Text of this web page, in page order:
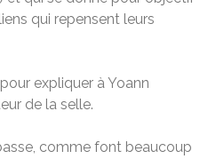
qui repensent leurs
expliquer à Yoann
de la selle.
comme font beaucoup